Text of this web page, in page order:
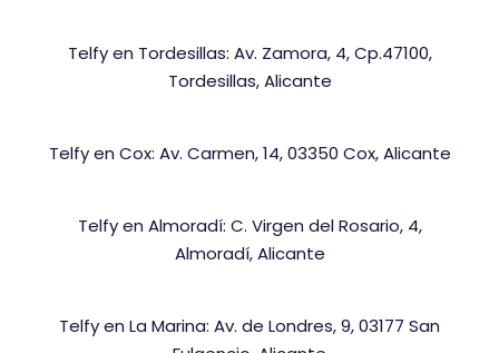
Telfy en Tordesillas: Av. Zamora, 4, Cp.47100,
Tordesillas, Alicante
Telfy en Cox: Av. Carmen, 14, 03350 Cox, Alicante
Telfy en Almoradí: C. Virgen del Rosario, 4,
Almoradí, Alicante
Telfy en La Marina: Av. de Londres, 9, 03177 San